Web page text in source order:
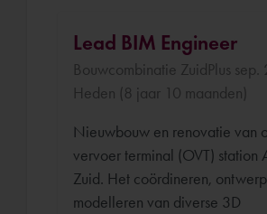
Lead BIM Engineer
Bouwcombinatie ZuidPlus sep.
Heden (8 jaar 10 maanden)
Nieuwbouw en renovatie van
vervoer terminal (OVT) station
Zuid. Het coördineren,
modelleren van diverse 3D